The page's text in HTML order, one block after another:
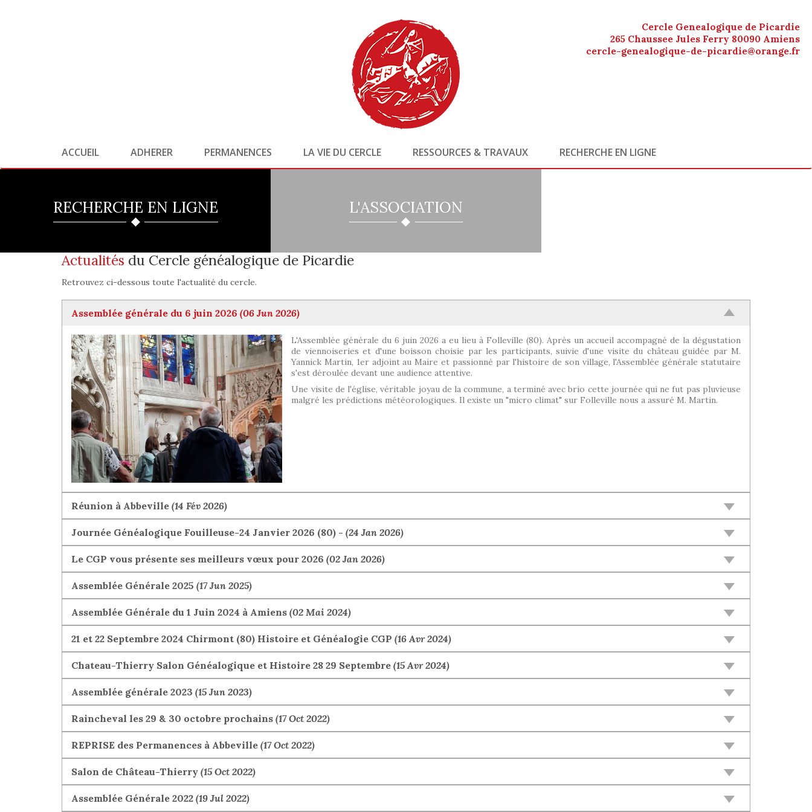
Cercle Genealogique de Picardie
265 Chaussee Jules Ferry 80090 Amiens
cercle-genealogique-de-picardie@orange.fr
ACCUEIL ADHERER PERMANENCES LA VIE DU CERCLE RESSOURCES & TRAVAUX RECHERCHE EN LIGNE
RECHERCHE EN LIGNE L'ASSOCIATION
Actualités du Cercle généalogique de Picardie
Retrouvez ci-dessous toute l'actualité du cercle.
Assemblée générale du 6 juin 2026 (06 Jun 2026)
L'Assemblée générale du 6 juin 2026 a eu lieu à Folleville (80). Après un accueil accompagné de la dégustation
de viennoiseries et d'une boisson choisie par les participants, suivie d'une visite du château guidée par M.
Yannick Martin, 1er adjoint au Maire et passionné par l'histoire de son village, l'Assemblée générale statutaire
s'est déroulée devant une audience attentive.
Une visite de l'église, véritable joyau de la commune, a terminé avec brio cette journée qui ne fut pas pluvieuse
malgré les prédictions météorologiques. Il existe un "micro climat" sur Folleville nous a assuré M. Martin.
Réunion à Abbeville (14 Fév 2026)
Journée Généalogique Fouilleuse-24 Janvier 2026 (80) - (24 Jan 2026)
Le CGP vous présente ses meilleurs vœux pour 2026 (02 Jan 2026)
Assemblée Générale 2025 (17 Jun 2025)
Assemblée Générale du 1 Juin 2024 à Amiens (02 Mai 2024)
21 et 22 Septembre 2024 Chirmont (80) Histoire et Généalogie CGP (16 Avr 2024)
Chateau-Thierry Salon Généalogique et Histoire 28 29 Septembre (15 Avr 2024)
Assemblée générale 2023 (15 Jun 2023)
Raincheval les 29 & 30 octobre prochains (17 Oct 2022)
REPRISE des Permanences à Abbeville (17 Oct 2022)
Salon de Château-Thierry (15 Oct 2022)
Assemblée Générale 2022 (19 Jul 2022)